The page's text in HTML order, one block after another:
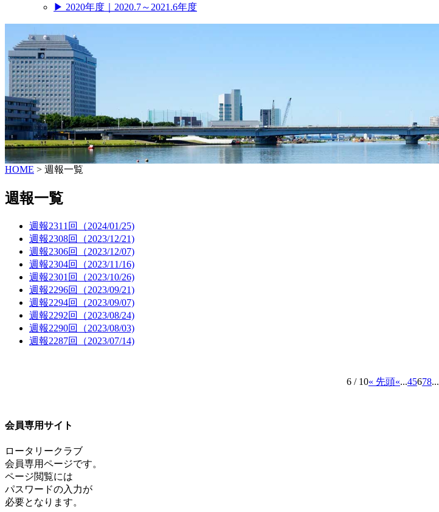
▶ 2020年度｜2020.7～2021.6年度
HOME > 週報一覧
週報一覧
週報2311回（2024/01/25)
週報2308回（2023/12/21)
週報2306回（2023/12/07)
週報2304回（2023/11/16)
週報2301回（2023/10/26)
週報2296回（2023/09/21)
週報2294回（2023/09/07)
週報2292回（2023/08/24)
週報2290回（2023/08/03)
週報2287回（2023/07/14)
6 / 10« 先頭«...45678...
会員専用サイト
ロータリークラブ
会員専用ページです。
ページ閲覧には
パスワードの入力が
必要となります。